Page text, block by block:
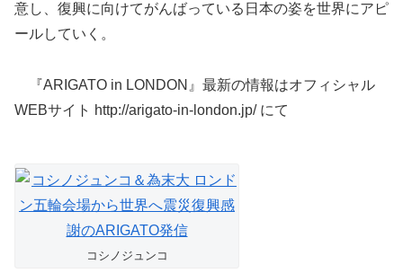
意し、復興に向けてがんばっている日本の姿を世界にアピ
ールしていく。
『ARIGATO in LONDON』最新の情報はオフィシャル
WEBサイト http://arigato-in-london.jp/ にて
コシノジュンコ